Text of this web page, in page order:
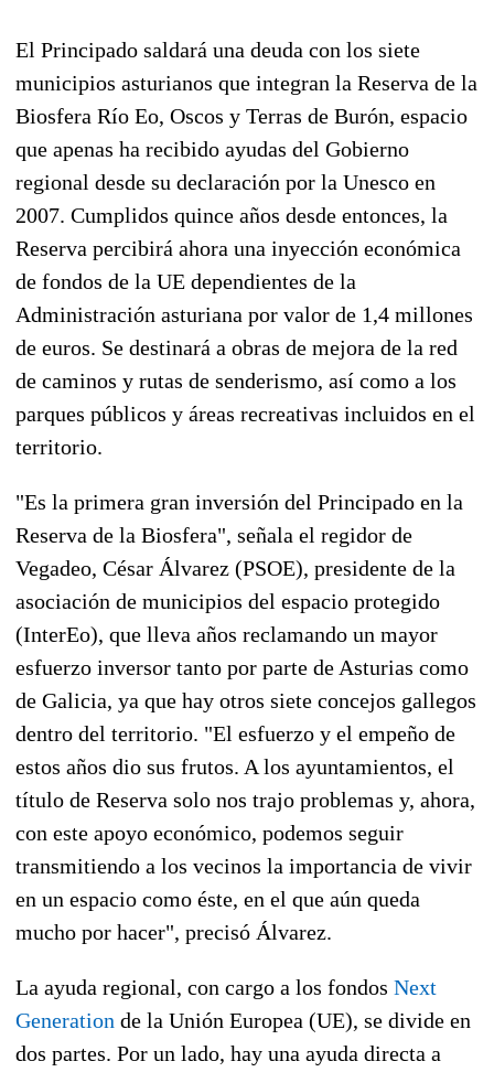
El Principado saldará una deuda con los siete
municipios asturianos que integran la Reserva de la
Biosfera Río Eo, Oscos y Terras de Burón, espacio
que apenas ha recibido ayudas del Gobierno
regional desde su declaración por la Unesco en
2007. Cumplidos quince años desde entonces, la
Reserva percibirá ahora una inyección económica
de fondos de la UE dependientes de la
Administración asturiana por valor de 1,4 millones
de euros. Se destinará a obras de mejora de la red
de caminos y rutas de senderismo, así como a los
parques públicos y áreas recreativas incluidos en el
territorio.
"Es la primera gran inversión del Principado en la
Reserva de la Biosfera", señala el regidor de
Vegadeo, César Álvarez (PSOE), presidente de la
asociación de municipios del espacio protegido
(InterEo), que lleva años reclamando un mayor
esfuerzo inversor tanto por parte de Asturias como
de Galicia, ya que hay otros siete concejos gallegos
dentro del territorio. "El esfuerzo y el empeño de
estos años dio sus frutos. A los ayuntamientos, el
título de Reserva solo nos trajo problemas y, ahora,
con este apoyo económico, podemos seguir
transmitiendo a los vecinos la importancia de vivir
en un espacio como éste, en el que aún queda
mucho por hacer", precisó Álvarez.
La ayuda regional, con cargo a los fondos Next
Generation de la Unión Europea (UE), se divide en
dos partes. Por un lado, hay una ayuda directa a